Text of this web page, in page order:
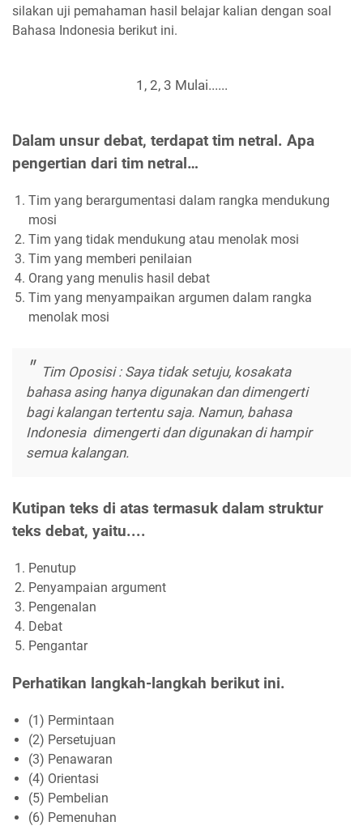
silakan uji pemahaman hasil belajar kalian dengan soal
Bahasa Indonesia berikut ini.
1, 2, 3 Mulai......
Dalam unsur debat, terdapat tim netral. Apa
pengertian dari tim netral…
Tim yang berargumentasi dalam rangka mendukung
mosi
Tim yang tidak mendukung atau menolak mosi
Tim yang memberi penilaian
Orang yang menulis hasil debat
Tim yang menyampaikan argumen dalam rangka
menolak mosi
Tim Oposisi : Saya tidak setuju, kosakata
bahasa asing hanya digunakan dan dimengerti
bagi kalangan tertentu saja. Namun, bahasa
Indonesia dimengerti dan digunakan di hampir
semua kalangan.
Kutipan teks di atas termasuk dalam struktur
teks debat, yaitu....
Penutup
Penyampaian argument
Pengenalan
Debat
Pengantar
Perhatikan langkah-langkah berikut ini.
(1) Permintaan
(2) Persetujuan
(3) Penawaran
(4) Orientasi
(5) Pembelian
(6) Pemenuhan